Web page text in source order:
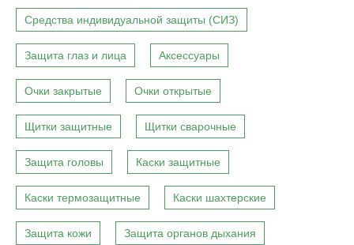
Средства индивидуальной защиты (СИЗ)
Защита глаз и лица Аксессуары
Очки закрытые Очки открытые
Щитки защитные Щитки сварочные
Защита головы Каски защитные
Каски термозащитные Каски шахтерские
Защита кожи Защита органов дыхания